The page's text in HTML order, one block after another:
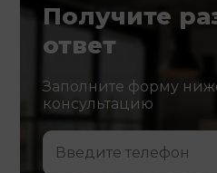
Получите
ответ
Заполните форму
консультацию